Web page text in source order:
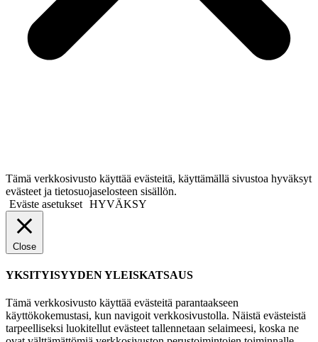
Tämä verkkosivusto käyttää evästeitä, käyttämällä sivustoa hyväksyt
evästeet ja tietosuojaselosteen sisällön.
Eväste asetukset HYVÄKSY
Close
YKSITYISYYDEN YLEISKATSAUS
Tämä verkkosivusto käyttää evästeitä parantaakseen
käyttökokemustasi, kun navigoit verkkosivustolla. Näistä evästeistä
tarpeelliseksi luokitellut evästeet tallennetaan selaimeesi, koska ne